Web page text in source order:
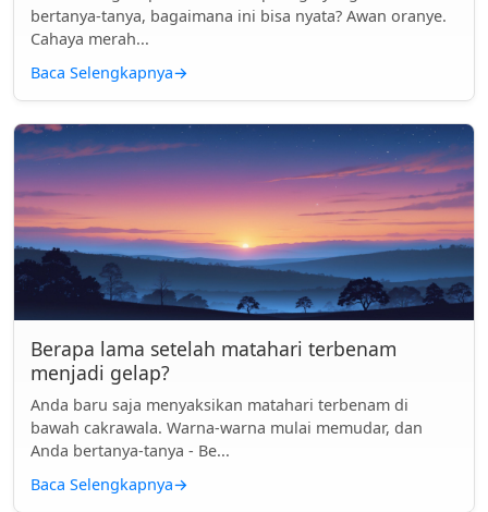
bertanya-tanya, bagaimana ini bisa nyata? Awan oranye.
Cahaya merah...
Baca Selengkapnya→
Berapa lama setelah matahari terbenam
menjadi gelap?
Anda baru saja menyaksikan matahari terbenam di
bawah cakrawala. Warna-warna mulai memudar, dan
Anda bertanya-tanya - Be...
Baca Selengkapnya→